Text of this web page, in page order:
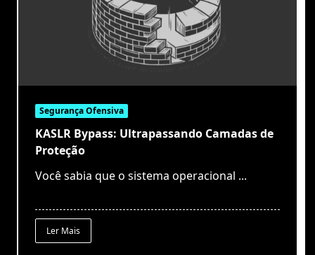
Segurança Ofensiva
KASLR Bypass: Ultrapassando Camadas de
Proteção
Você sabia que o sistema operacional ...
Ler Mais